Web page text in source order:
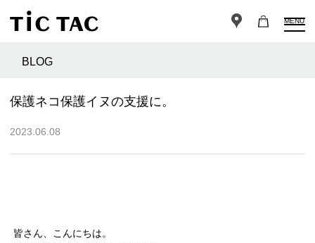
MENU
BLOG
保護ネコ保護イヌの支援に。
2023.06.08
皆さん、こんにちは。